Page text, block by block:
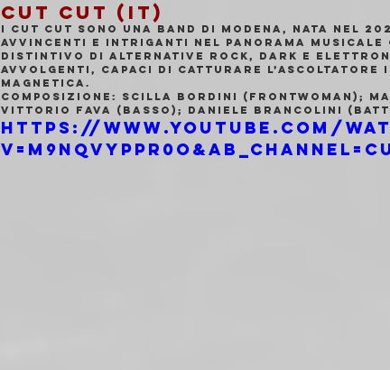
CUT CUT (IT)
I Cut Cut sono una band di Modena, nata nel
avvincenti e intriganti nel panorama musicale
distintivo di Alternative Rock, Dark e
avvolgenti, capaci di catturare l’ascoltatore
magnetica.
Composizione: Scilla Bordini (frontwoman);
Vittorio Fava (basso); Daniele Brancolini
https://www.youtube.com/